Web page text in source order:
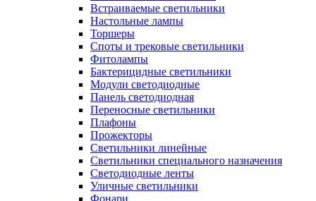
Встраиваемые светильники
Настольные лампы
Торшеры
Споты и трековые светильники
Фитолампы
Бактерицидные светильники
Модули светодиодные
Панель светодиодная
Переносные светильники
Плафоны
Прожекторы
Светильники линейные
Светильники специального назначения
Светодиодные ленты
Уличные светильники
Фонари